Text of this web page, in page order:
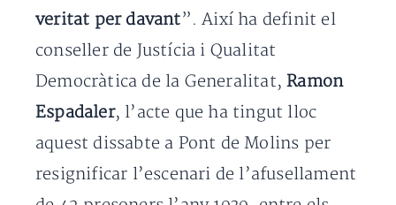
veritat per davant”. Així ha definit el
conseller de Justícia i Qualitat
Democràtica de la Generalitat,Ramon
Espadaler, l’acte que ha tingut lloc
aquest dissabte a Pont de Molins per
resignificar l’escenari de l’afusellament